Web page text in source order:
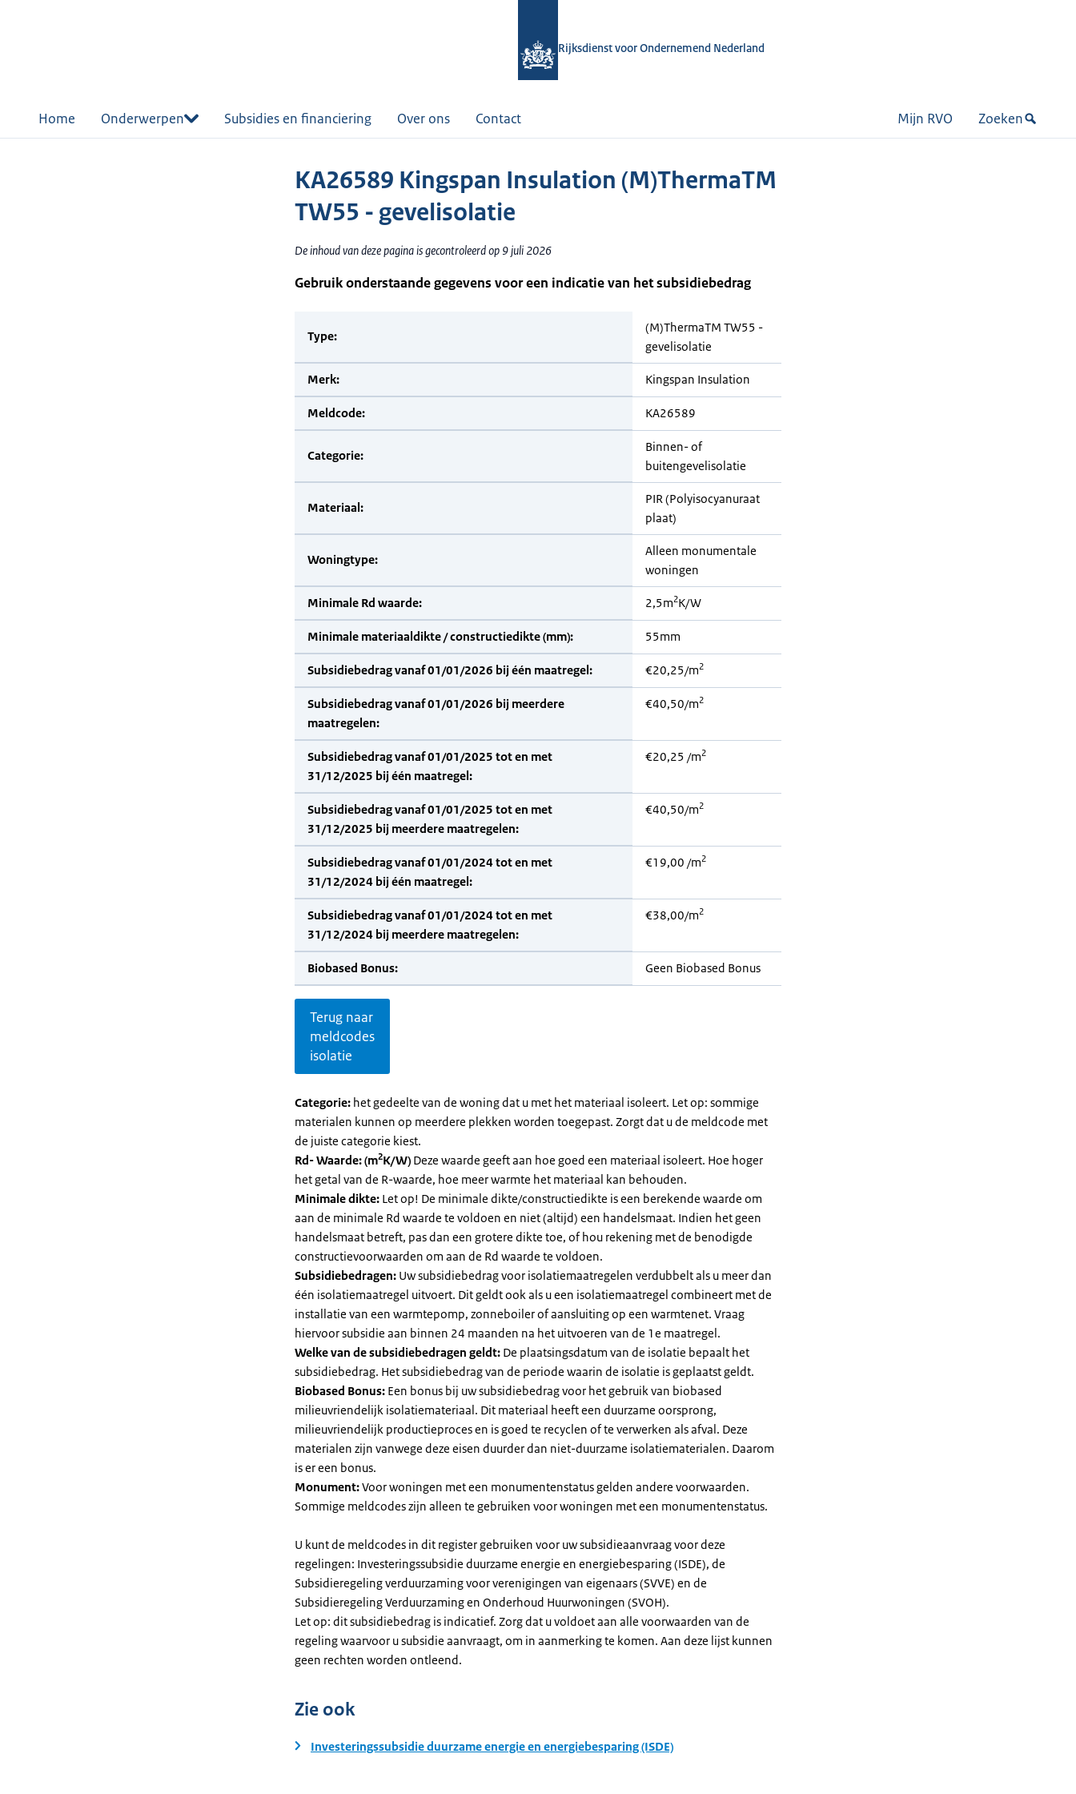
Rijksdienst voor Ondernemend Nederland
Home Onderwerpen Subsidies en financiering Over ons Contact Mijn RVO Zoeken
KA26589 Kingspan Insulation (M)ThermaTM
TW55 - gevelisolatie
De inhoud van deze pagina is gecontroleerd op 9 juli 2026
Gebruik onderstaande gegevens voor een indicatie van het subsidiebedrag
Type:
(M)ThermaTM TW55 -
gevelisolatie
Merk: Kingspan Insulation
Meldcode: KA26589
Categorie:
Binnen- of
buitengevelisolatie
Materiaal:
PIR (Polyisocyanuraat
plaat)
Woningtype:
Alleen monumentale
woningen
Minimale Rd waarde: 2,5m2K/W
Minimale materiaaldikte / constructiedikte (mm): 55mm
Subsidiebedrag vanaf 01/01/2026 bij één maatregel: €20,25/m2
Subsidiebedrag vanaf 01/01/2026 bij meerdere
maatregelen:
€40,50/m2
Subsidiebedrag vanaf 01/01/2025 tot en met
31/12/2025 bij één maatregel:
€20,25 /m2
Subsidiebedrag vanaf 01/01/2025 tot en met
31/12/2025 bij meerdere maatregelen:
€40,50/m2
Subsidiebedrag vanaf 01/01/2024 tot en met
31/12/2024 bij één maatregel:
€19,00 /m2
Subsidiebedrag vanaf 01/01/2024 tot en met
31/12/2024 bij meerdere maatregelen:
€38,00/m2
Biobased Bonus: Geen Biobased Bonus
Terug naar
meldcodes
isolatie
Categorie: het gedeelte van de woning dat u met het materiaal isoleert. Let op: sommige
materialen kunnen op meerdere plekken worden toegepast. Zorgt dat u de meldcode met
de juiste categorie kiest.
Rd- Waarde: (m2K/W) Deze waarde geeft aan hoe goed een materiaal isoleert. Hoe hoger
het getal van de R-waarde, hoe meer warmte het materiaal kan behouden.
Minimale dikte: Let op! De minimale dikte/constructiedikte is een berekende waarde om
aan de minimale Rd waarde te voldoen en niet (altijd) een handelsmaat. Indien het geen
handelsmaat betreft, pas dan een grotere dikte toe, of hou rekening met de benodigde
constructievoorwaarden om aan de Rd waarde te voldoen.
Subsidiebedragen: Uw subsidiebedrag voor isolatiemaatregelen verdubbelt als u meer dan
één isolatiemaatregel uitvoert. Dit geldt ook als u een isolatiemaatregel combineert met de
installatie van een warmtepomp, zonneboiler of aansluiting op een warmtenet. Vraag
hiervoor subsidie aan binnen 24 maanden na het uitvoeren van de 1e maatregel.
Welke van de subsidiebedragen geldt: De plaatsingsdatum van de isolatie bepaalt het
subsidiebedrag. Het subsidiebedrag van de periode waarin de isolatie is geplaatst geldt.
Biobased Bonus: Een bonus bij uw subsidiebedrag voor het gebruik van biobased
milieuvriendelijk isolatiemateriaal. Dit materiaal heeft een duurzame oorsprong,
milieuvriendelijk productieproces en is goed te recyclen of te verwerken als afval. Deze
materialen zijn vanwege deze eisen duurder dan niet-duurzame isolatiematerialen. Daarom
is er een bonus.
Monument:Voor woningen met een monumentenstatus gelden andere voorwaarden.
Sommige meldcodes zijn alleen te gebruiken voor woningen met een monumentenstatus.
U kunt de meldcodes in dit register gebruiken voor uw subsidieaanvraag voor deze
regelingen: Investeringssubsidie duurzame energie en energiebesparing (ISDE), de
Subsidieregeling verduurzaming voor verenigingen van eigenaars (SVVE) en de
Subsidieregeling Verduurzaming en Onderhoud Huurwoningen (SVOH).
Let op: dit subsidiebedrag is indicatief. Zorg dat u voldoet aan alle voorwaarden van de
regeling waarvoor u subsidie aanvraagt, om in aanmerking te komen. Aan deze lijst kunnen
geen rechten worden ontleend.
Zie ook
Investeringssubsidie duurzame energie en energiebesparing (ISDE)